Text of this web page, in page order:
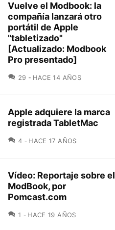
Vuelve el Modbook: la
compañía lanzará otro
portátil de Apple
"tabletizado"
[Actualizado: Modbook
Pro presentado]
29 COMENTARIOS
HACE 14 AÑOS
Apple adquiere la marca
registrada TabletMac
4 COMENTARIOS
HACE 17 AÑOS
Vídeo: Reportaje sobre el
ModBook, por
Pomcast.com
1 COMENTARIOS
HACE 19 AÑOS